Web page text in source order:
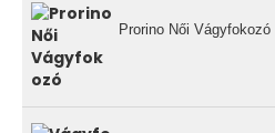
Prorino Női Vágyfokozó